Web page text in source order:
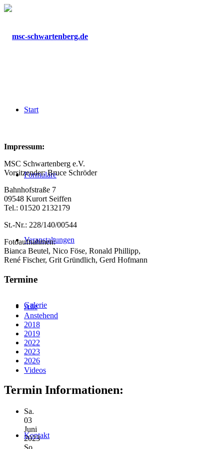
Start
Formulare
Veranstaltungen
Galerie
Videos
Kontakt
Impressum:
MSC Schwartenberg e.V.
Vorsitzender: Bruce Schröder
Bahnhofstraße 7
09548 Kurort Seiffen
Tel.: 01520 2132179
St.-Nr.: 228/140/00544
Fotoaufnahmen:
Bianca Beutel, Nico Föse, Ronald Phillipp,
René Fischer, Grit Gründlich, Gerd Hofmann
Termine
Alle
Anstehend
2018
2019
2022
2023
2026
Termin Informationen:
Sa.
03
Juni
2023